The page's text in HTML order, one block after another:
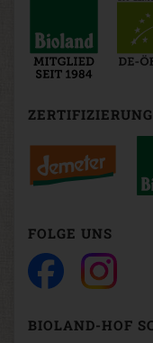
FOLGE UNS
BIOLAND-HOF